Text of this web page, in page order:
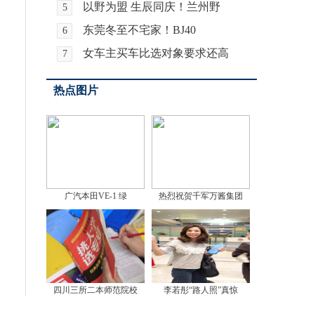
5 以野为盟 生辰同庆！兰州野
6 东莞冬至不宅家！BJ40
7 女车主买车比选对象要求还高
热点图片
广汽本田VE-1 绿 热烈祝贺千军万酱集团
四川三所二本师范院校 李若彤“路人照”真惊